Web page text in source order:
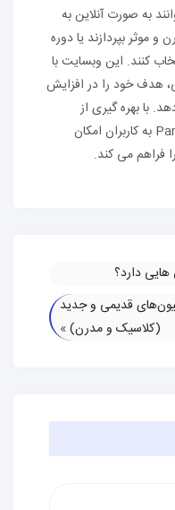
به صورت آنلاین به
موثر بپردازند یا دوره‌
کنند. این وبسایت با
هدف خود را در افزایش
با بهره ‌گیری از
تکنولوژی‌ های نوین، Pardisan-edu.com به کاربران امکان
فراهم می ‌کند.
دارد؟
قدیمی و جدید
(کلاسیک و مدرن)»